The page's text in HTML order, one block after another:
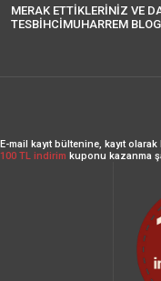
MERAK ETTİKLERİNİZ VE
TESBİHCİMUHARREM
E-mail kayıt bültenine, kayıt
100 TL indirim kuponu kazanma